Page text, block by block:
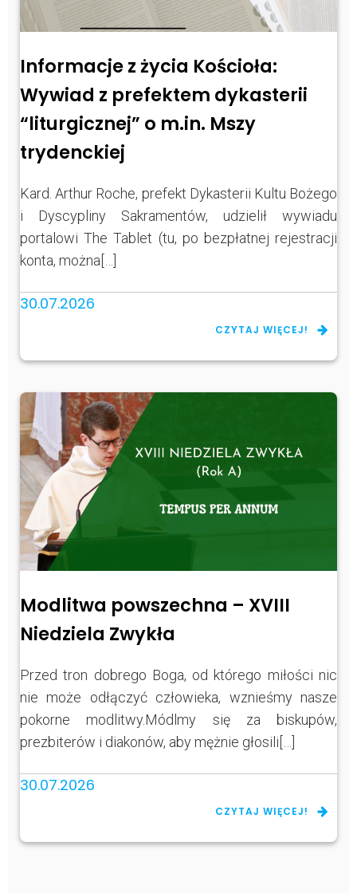
Informacje z życia Kościoła:
Wywiad z prefektem dykasterii
“liturgicznej” o m.in. Mszy
trydenckiej
Kard. Arthur Roche, prefekt Dykasterii Kultu Bożego
i Dyscypliny Sakramentów, udzielił wywiadu
portalowi The Tablet (tu, po bezpłatnej rejestracji
konta, można[…]
30.07.2026
CZYTAJ WIĘCEJ!
Modlitwa powszechna – XVIII
Niedziela Zwykła
Przed tron dobrego Boga, od którego miłości nic
nie może odłączyć człowieka, wznieśmy nasze
pokorne modlitwy.Módlmy się za biskupów,
prezbiterów i diakonów, aby mężnie głosili[…]
30.07.2026
CZYTAJ WIĘCEJ!